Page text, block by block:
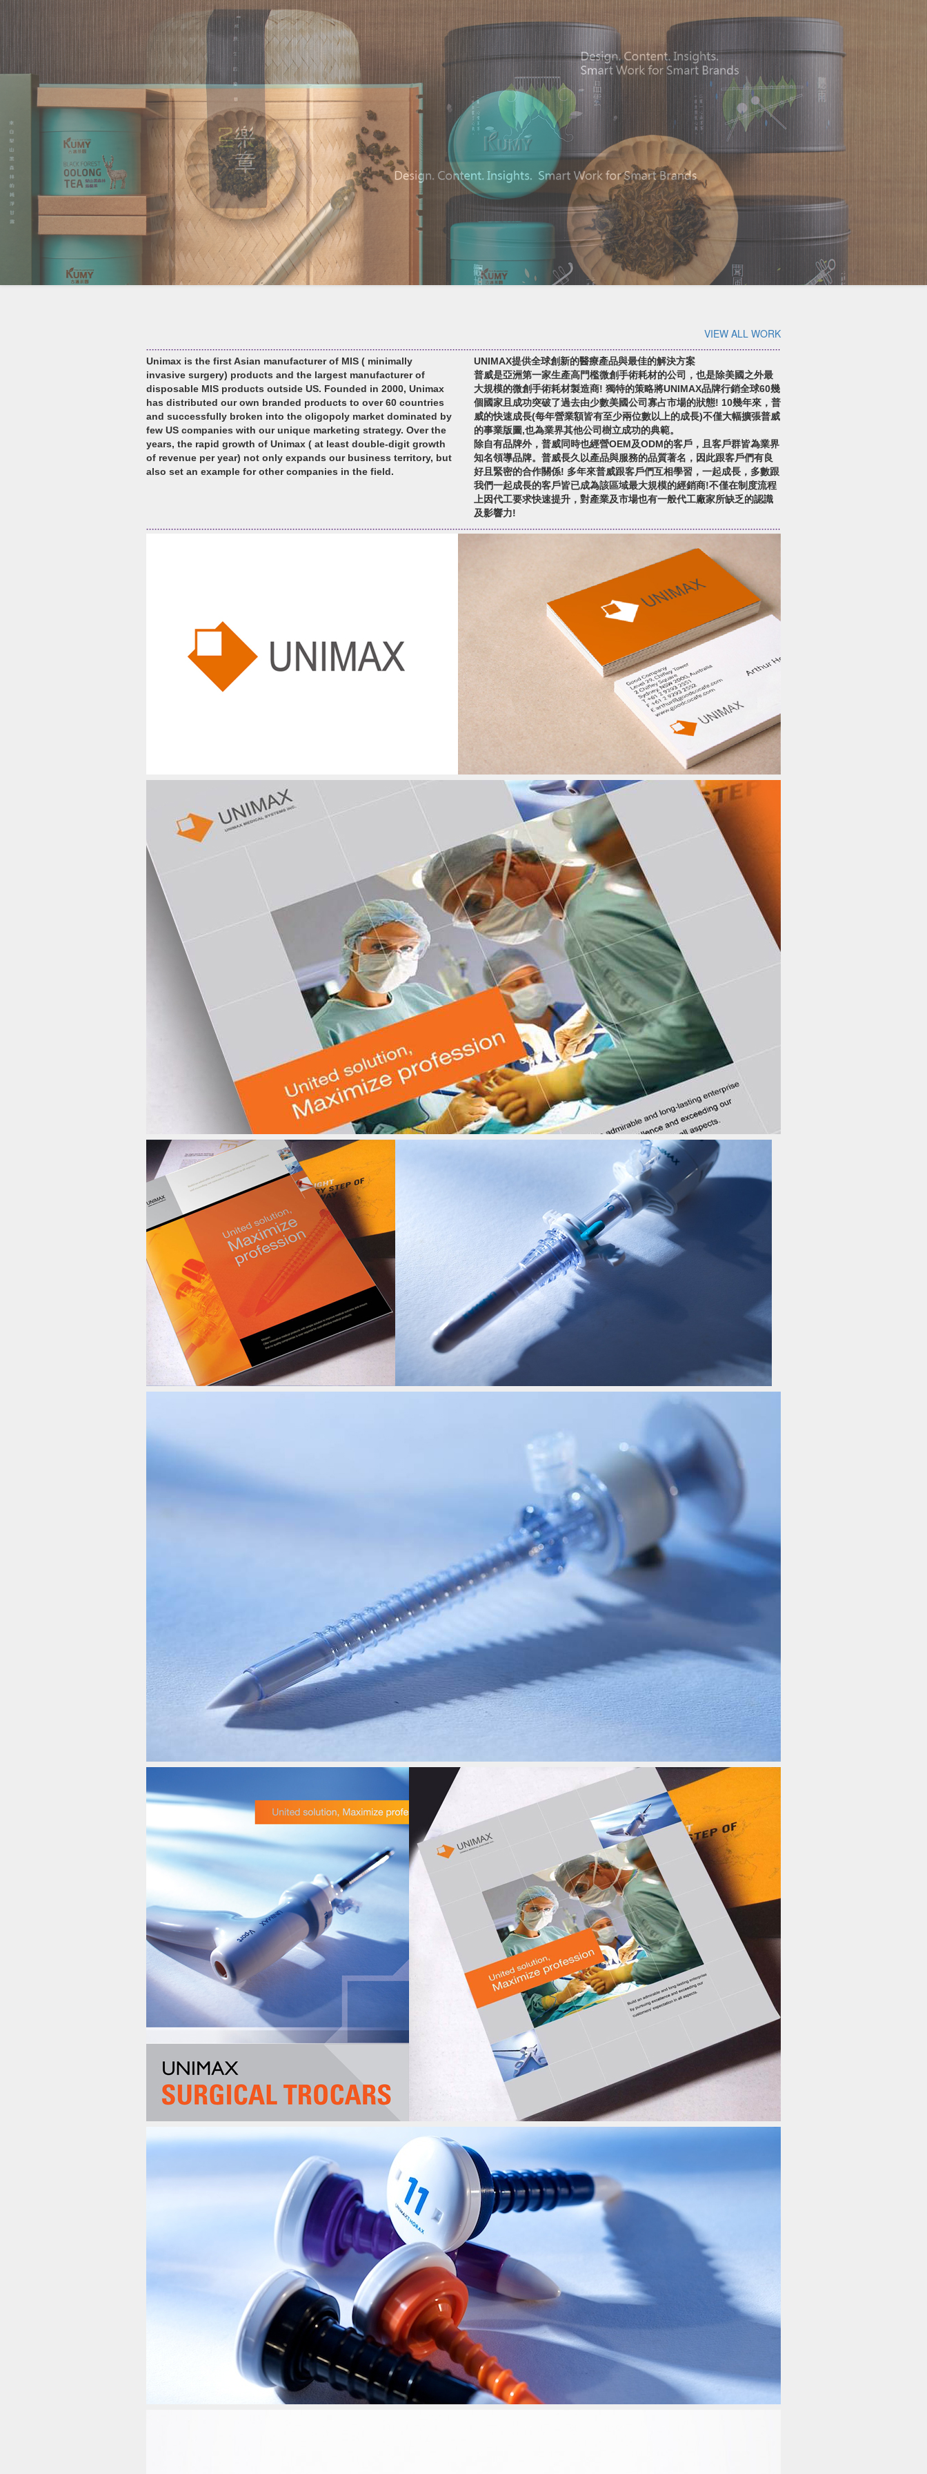
VIEW ALL WORK
Unimax is the first Asian manufacturer of MIS ( minimally
invasive surgery) products and the largest manufacturer of
disposable MIS products outside US. Founded in 2000, Unimax
has distributed our own branded products to over 60 countries
and successfully broken into the oligopoly market dominated by
few US companies with our unique marketing strategy. Over the
years, the rapid growth of Unimax ( at least double-digit growth
of revenue per year) not only expands our business territory, but
also set an example for other companies in the field.
UNIMAX提供全球創新的醫療產品與最佳的解決方案
普威是亞洲第一家生產高門檻微創手術耗材的公司，也是除美國之外最
大規模的微創手術耗材製造商! 獨特的策略將UNIMAX品牌行銷全球60幾
個國家且成功突破了過去由少數美國公司寡占市場的狀態! 10幾年來，普
威的快速成長(每年營業額皆有至少兩位數以上的成長)不僅大幅擴張普威
的事業版圖,也為業界其他公司樹立成功的典範。
除自有品牌外，普威同時也經營OEM及ODM的客戶，且客戶群皆為業界
知名領導品牌。普威長久以產品與服務的品質著名，因此跟客戶們有良
好且緊密的合作關係! 多年來普威跟客戶們互相學習，一起成長，多數跟
我們一起成長的客戶皆已成為該區域最大規模的經銷商!不僅在制度流程
上因代工要求快速提升，對產業及市場也有一般代工廠家所缺乏的認識
及影響力!